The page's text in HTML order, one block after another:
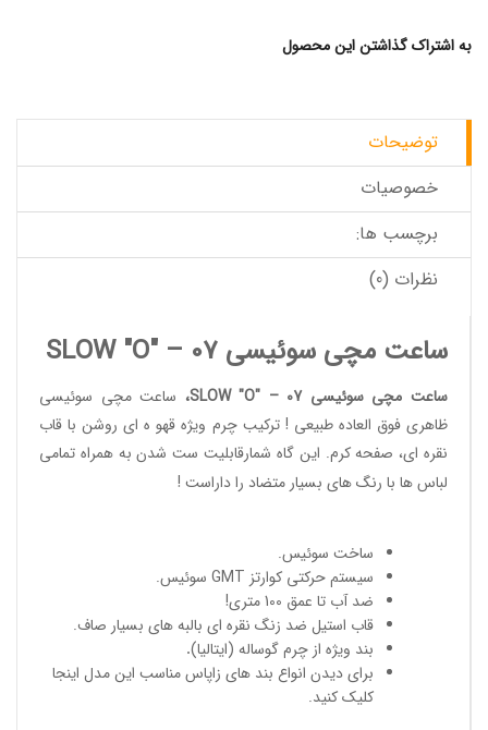
به اشتراک گذاشتن این محصول
توضیحات
خصوصیات
برچسب ها:
نظرات (0)
ساعت مچی سوئیسی SLOW "O" – 07
ساعت مچی سوئیسی SLOW "O" – 07 ، ساعت مچی سوئیسی
ظاهری فوق العاده طبیعی ! ترکیب چرم ویژه قهو ه ای روشن با قاب
نقره ای، صفحه کرم. این گاه شمارقابلیت ست شدن به همراه تمامی
لباس ها با رنگ های بسیار متضاد را داراست !
ساخت سوئیس.
سیستم حرکتی کوارتز GMT سوئیس.
ضد آب تا عمق 100 متری!
قاب استیل ضد زنگ نقره ای بالبه های بسیار صاف.
بند ویژه از چرم گوساله (ایتالیا).
برای دیدن انواع بند های زاپاس مناسب این مدل اینجا
کلیک کنید.